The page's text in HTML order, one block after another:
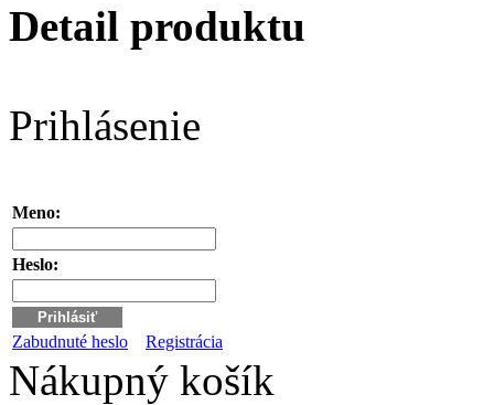
Detail produktu
Prihlásenie
Meno:
Heslo:
Zabudnuté heslo Registrácia
Nákupný košík